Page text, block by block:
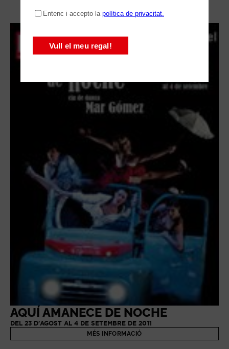
AQUÍ AMANECE DE NOCHE
DEL 23 D'AGOST AL 4 DE SETEMBRE DE 2011
MÉS INFORMACIÓ